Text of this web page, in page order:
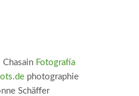
Chasain Fotografía
photographie
Schäffer